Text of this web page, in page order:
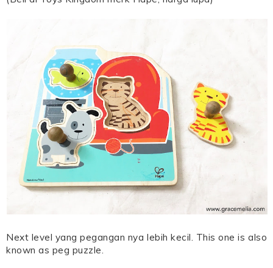
Next level yang pegangan nya lebih kecil. This one is also
known as peg puzzle.